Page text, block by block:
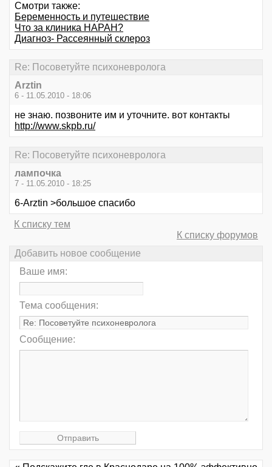
Смотри также:
Беременность и путешествие
Что за клиника НАРАН?
Диагноз- Рассеянный склероз
Re: Посоветуйте психоневролога
Arztin
6 - 11.05.2010 - 18:06
не знаю. позвоните им и уточните. вот контакты
http://www.skpb.ru/
Re: Посоветуйте психоневролога
лампочка
7 - 11.05.2010 - 18:25
6-Arztin >большое спасибо
К списку тем
К списку форумов
Добавить новое сообщение
Ваше имя:
Тема сообщения:
Сообщение: